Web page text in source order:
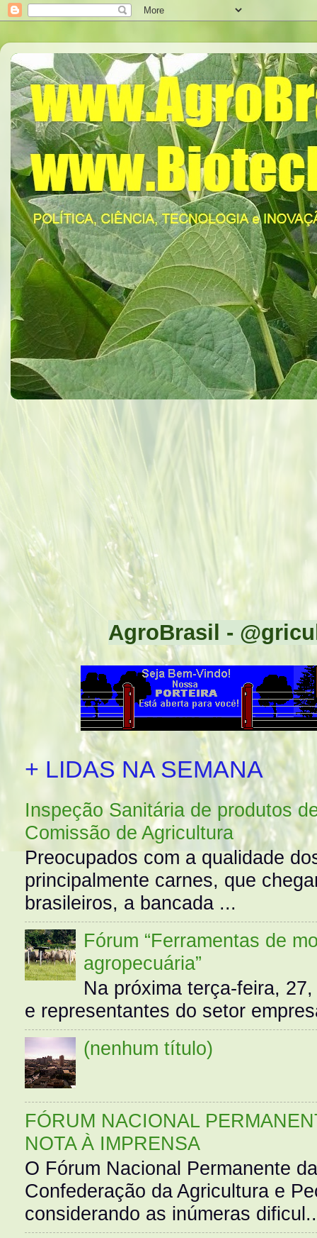
AgroBrasil -
+ LIDAS NA SEMANA
Inspeção Sanitária de produtos
Comissão de Agricultura
Preocupados com a qualidade
principalmente carnes, que
brasileiros, a bancada ...
Fórum “Ferramentas de
agropecuária”
Na próxima terça-feira,
e representantes do setor
(nenhum título)
FÓRUM NACIONAL
NOTA À IMPRENSA
O Fórum Nacional Permanente
Confederação da Agricultura e
considerando as inúmeras